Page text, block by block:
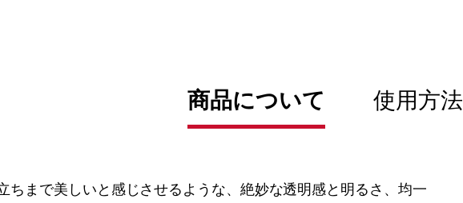
商品について 使用方法
ちまで美しいと感じさせるような、絶妙な透明感と明るさ、均一